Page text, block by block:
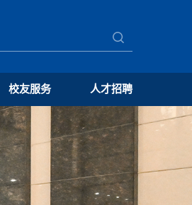
校友服务 人才招聘